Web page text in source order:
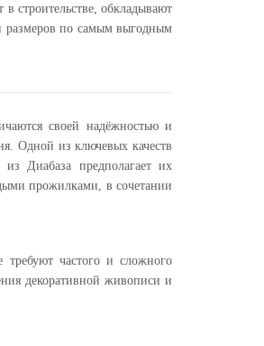
строительстве, обкладывают
размеров по самым выгодным
своей надёжностью и
Одной из ключевых качеств
Диабаза предполагает их
прожилками, в сочетании
частого и сложного
декоративной живописи и